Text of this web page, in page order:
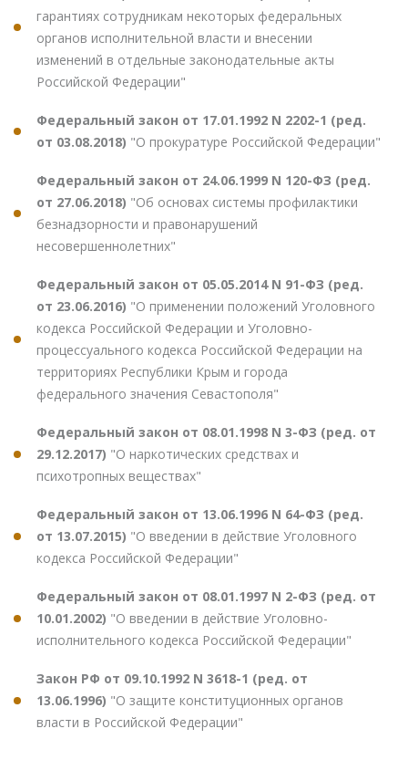
гарантиях сотрудникам некоторых федеральных
органов исполнительной власти и внесении
изменений в отдельные законодательные акты
Российской Федерации"
Федеральный закон от 17.01.1992 N 2202-1 (ред.
от 03.08.2018) "О прокуратуре Российской Федерации"
Федеральный закон от 24.06.1999 N 120-ФЗ (ред.
от 27.06.2018) "Об основах системы профилактики
безнадзорности и правонарушений
несовершеннолетних"
Федеральный закон от 05.05.2014 N 91-ФЗ (ред.
от 23.06.2016) "О применении положений Уголовного
кодекса Российской Федерации и Уголовно-
процессуального кодекса Российской Федерации на
территориях Республики Крым и города
федерального значения Севастополя"
Федеральный закон от 08.01.1998 N 3-ФЗ (ред. от
29.12.2017) "О наркотических средствах и
психотропных веществах"
Федеральный закон от 13.06.1996 N 64-ФЗ (ред.
от 13.07.2015) "О введении в действие Уголовного
кодекса Российской Федерации"
Федеральный закон от 08.01.1997 N 2-ФЗ (ред. от
10.01.2002) "О введении в действие Уголовно-
исполнительного кодекса Российской Федерации"
Закон РФ от 09.10.1992 N 3618-1 (ред. от
13.06.1996) "О защите конституционных органов
власти в Российской Федерации"